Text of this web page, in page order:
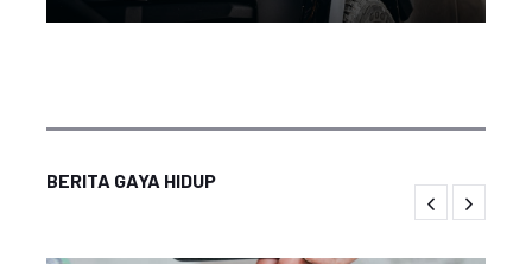
BERITA GAYA HIDUP